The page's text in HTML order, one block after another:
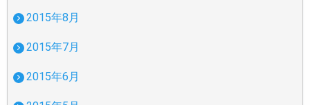
2015年8月
2015年7月
2015年6月